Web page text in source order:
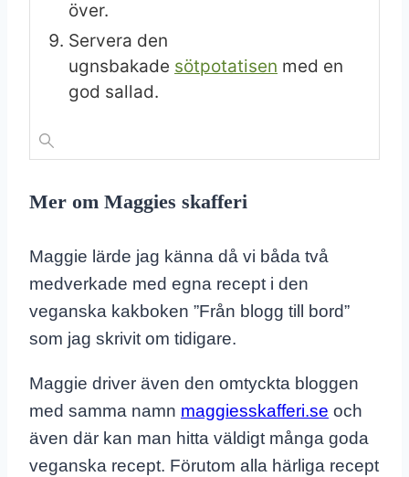
över.
Servera den
ugnsbakade sötpotatisen med en
god sallad.
Mer om Maggies skafferi
Maggie lärde jag känna då vi båda två
medverkade med egna recept i den
veganska kakboken ”Från blogg till bord”
som jag skrivit om tidigare.
Maggie driver även den omtyckta bloggen
med samma namn maggiesskafferi.se och
även där kan man hitta väldigt många goda
veganska recept. Förutom alla härliga recept